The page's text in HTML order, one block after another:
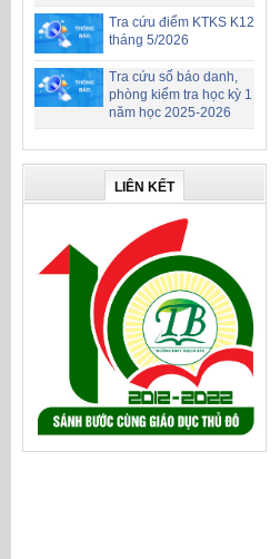
Tra cứu điểm KTKS K12
tháng 5/2026
Tra cứu số báo danh,
phòng kiểm tra học kỳ 1
năm học 2025-2026
LIÊN KẾT